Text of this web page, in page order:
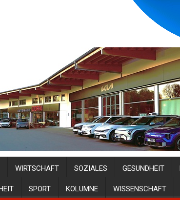
WIRTSCHAFT SOZIALES GESUNDHEIT
SPORT KOLUMNE WISSENSCHAFT